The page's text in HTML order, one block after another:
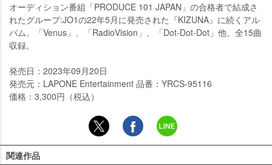
オーディション番組「PRODUCE 101 JAPAN」の合格者で結成さ
れたグループ:JO1の22年5月に発売された『KIZUNA』に続くアル
バム。「Venus」、「RadioVision」、「Dot-Dot-Dot」他、全15曲
収録。
発売日：2023年09月20日
発売元：LAPONE Entertainment 品番：YRCS-95116
価格：3,300円（税込）
関連作品